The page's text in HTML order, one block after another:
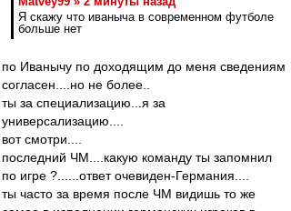
Я скажу что иваныча в современном футболе
больше нет
по Иванычу по доходящим до меня сведениям
согласен....но не более..
ты за специализацию...я за
универсализацию....
вот смотри....
последний ЧМ....какую команду ты запомнил
по игре ?......ответ очевиден-Германия....
ты часто за время после ЧМ видишь то же